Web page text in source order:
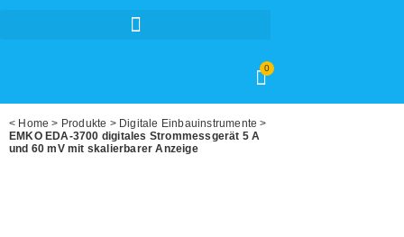
0
< Home > Produkte > Digitale Einbauinstrumente >
EMKO EDA-3700 digitales Strommessgerät 5 A
und 60 mV mit skalierbarer Anzeige